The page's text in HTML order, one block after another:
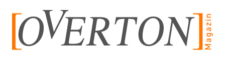
springen